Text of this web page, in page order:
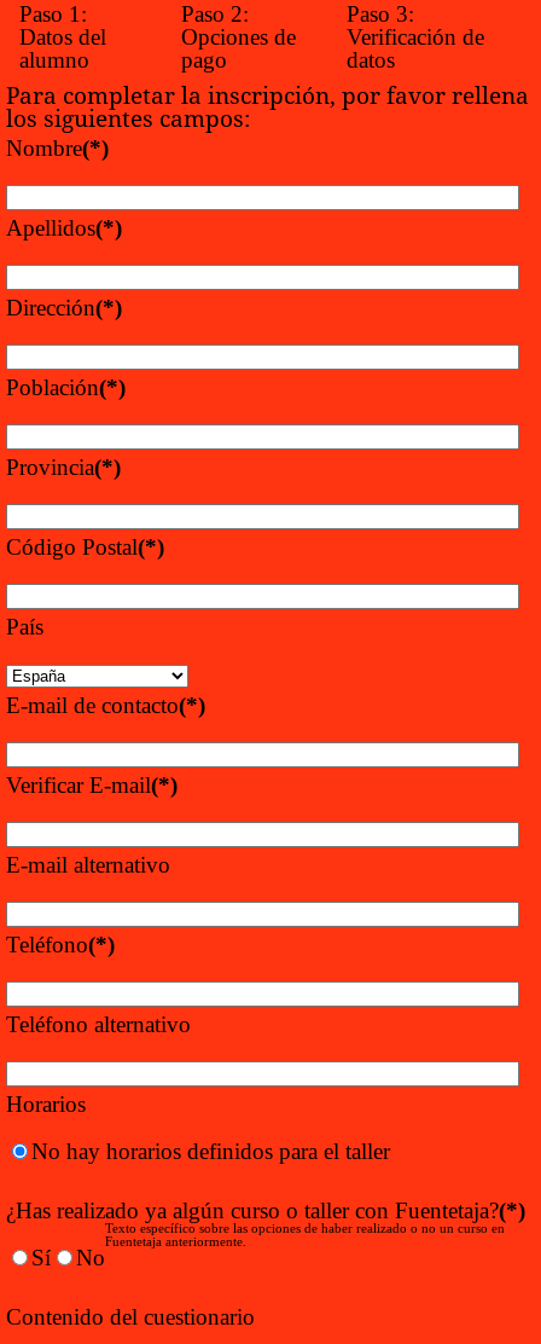
Paso 1:
Datos del
alumno
Paso 2:
Opciones de
pago
Paso 3:
Verificación de
datos
Para completar la inscripción, por favor rellena
los siguientes campos:
Nombre(*)
Apellidos(*)
Dirección(*)
Población(*)
Provincia(*)
Código Postal(*)
País
E-mail de contacto(*)
Verificar E-mail(*)
E-mail alternativo
Teléfono(*)
Teléfono alternativo
Horarios
No hay horarios definidos para el taller
¿Has realizado ya algún curso o taller con Fuentetaja?(*)
Sí
No
Texto específico sobre las opciones de haber realizado o no un curso en
Fuentetaja anteriormente.
Contenido del cuestionario